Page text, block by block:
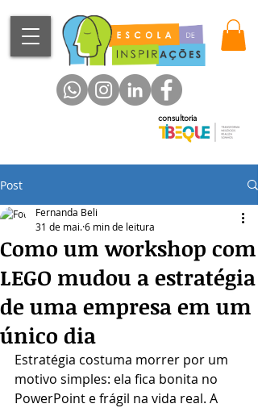
consultoria
Post
Como um workshop com
LEGO mudou a estratégia
de uma empresa em um
único dia
Fernanda Beli
31 de mai.6 min de leitura
Estratégia costuma morrer por um
motivo simples: ela fica bonita no
PowerPoint e frágil na vida real. A